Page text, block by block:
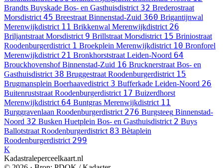
Brandts Buyskade Bos- en Gasthuisdistrict 32 Brederostraat
Morsdistrict 45 Breestraat Binnenstad-Zuid 360 Brigantijnwal
Merenwijkdistrict 11 Brikkenwal Merenwijkdistrict 26
Briljantstraat Morsdistrict 9 Brillstraat Morsdistrict 15 Briniostraat
Roodenburgerdistrict 1 Broekplein Merenwijkdistrict 10 Bronforel
Merenwijkdistrict 21 Bronkhorststraat Leiden-Noord 64
Brouckhovenshof Binnenstad-Zuid 16 Brucknerstraat Bos- en
Gasthuisdistrict 38 Bruggestraat Roodenburgerdistrict 15
Brugmansplein Boerhaavedistrict 3 Bufferkade Leiden-Noord 26
Buitenruststraat Roodenburgerdistrict 17 Buizerdhorst
Merenwijkdistrict 64 Buntgras Merenwijkdistrict 11
Burggravenlaan Roodenburgerdistrict 276 Burgsteeg Binnenstad-
Noord 32 Busken Huetplein Bos- en Gasthuisdistrict 2 Buys
Ballotstraat Roodenburgerdistrict 83 Bètaplein
Roodenburgerdistrict 299
K
Kadastraleperceelkaart.nl